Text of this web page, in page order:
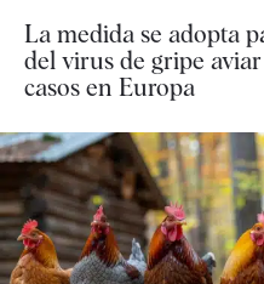
La medida se adopta
del virus de gripe
casos en Europa